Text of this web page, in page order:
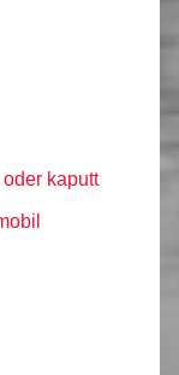
kaputt